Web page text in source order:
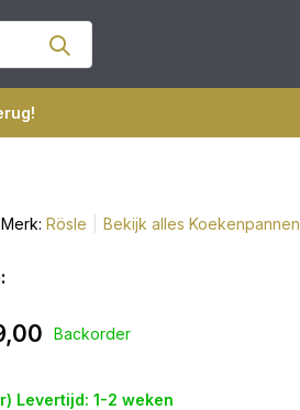
Merk: Rösle Bekijk alles Koekenpannen
Backorder
Levertijd: 1-2 weken